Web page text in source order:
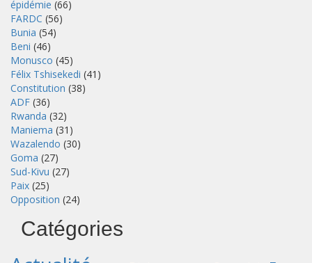
épidémie (66)
FARDC (56)
Bunia (54)
Beni (46)
Monusco (45)
Félix Tshisekedi (41)
Constitution (38)
ADF (36)
Rwanda (32)
Maniema (31)
Wazalendo (30)
Goma (27)
Sud-Kivu (27)
Paix (25)
Opposition (24)
Catégories